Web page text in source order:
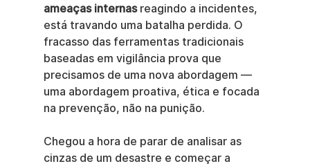
ameaças internas reagindo a incidentes,
está travando uma batalha perdida. O
fracasso das ferramentas tradicionais
baseadas em vigilância prova que
precisamos de uma nova abordagem —
uma abordagem proativa, ética e focada
na prevenção, não na punição.
Chegou a hora de parar de analisar as
cinzas de um desastre e começar a